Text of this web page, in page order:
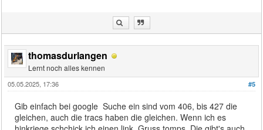
thomasdurlangen
Lernt noch alles kennen
#5
05.05.2025, 17:36
Gib einfach bei google Suche ein sind vom 406, bis 427 die
gleichen, auch die tracs haben die gleichen. Wenn ich es